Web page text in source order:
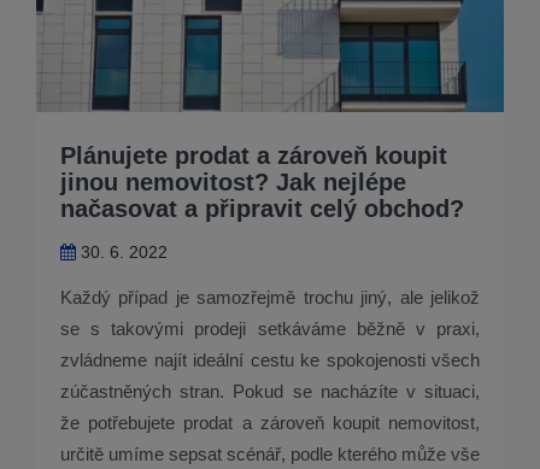
Plánujete prodat a zároveň koupit
jinou nemovitost? Jak nejlépe
načasovat a připravit celý obchod?
30. 6. 2022
Každý případ je samozřejmě trochu jiný, ale jelikož
se s takovými prodeji setkáváme běžně v praxi,
zvládneme najít ideální cestu ke spokojenosti všech
zúčastněných stran. Pokud se nacházíte v situaci,
že potřebujete prodat a zároveň koupit nemovitost,
určitě umíme sepsat scénář, podle kterého může vše